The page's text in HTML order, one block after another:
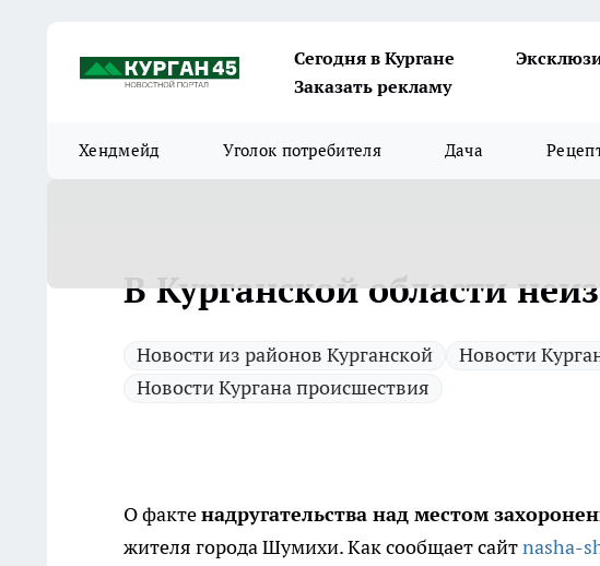
Сегодня в Кургане
Заказать рекламу
Хендмейд Уголок потребителя Дача
В Курганской области
Новости из районов Курганской
Новости
Новости Кургана происшествия
О фактенадругательства над местом
жителя города Шумихи.Как сообщает сайтnasha-